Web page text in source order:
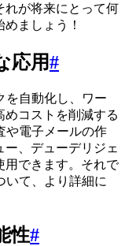
れが将来にとって何
ましょう！
応用#
を自動化し、ワー
めコストを削減する
や電子メールの作
、デューデリジェ
用できます。それで
いて、より詳細に
性#